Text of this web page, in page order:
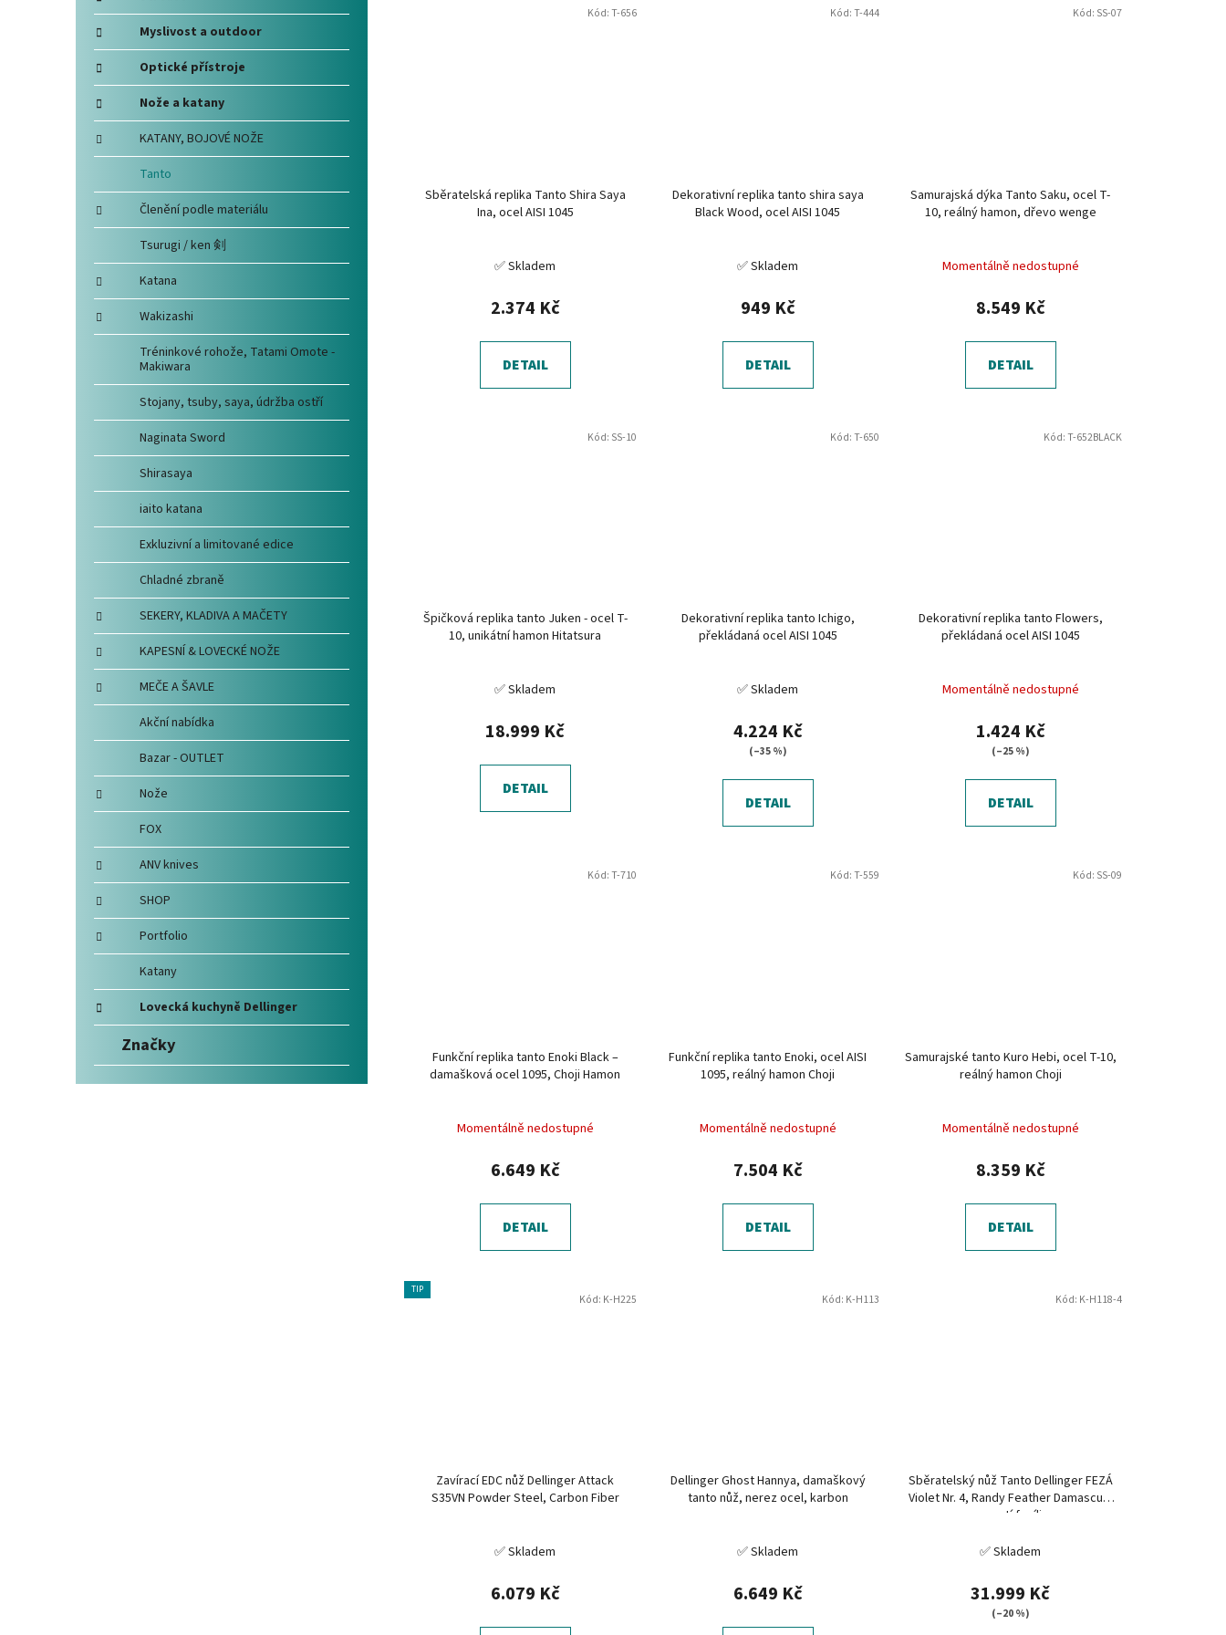
i
e
Myslivost a outdoor
Optické přístroje
Nože a katany
KATANY, BOJOVÉ NOŽE
Tanto
Členění podle materiálu
Tsurugi / ken 剣
Katana
Wakizashi
Tréninkové rohože, Tatami Omote -
Makiwara
Stojany, tsuby, saya, údržba ostří
Naginata Sword
Shirasaya
iaito katana
Exkluzivní a limitované edice
Chladné zbraně
SEKERY, KLADIVA A MAČETY
KAPESNÍ & LOVECKÉ NOŽE
MEČE A ŠAVLE
Akční nabídka
Bazar - OUTLET
Nože
FOX
ANV knives
SHOP
Portfolio
Katany
Lovecká kuchyně Dellinger
Značky
Sběratelská replika Tanto Shira Saya
Ina, ocel AISI 1045
✅ Skladem
2.374 Kč
DETAIL
Kód:T-656
Dekorativní replika tanto shira saya
Black Wood, ocel AISI 1045
✅ Skladem
949 Kč
DETAIL
Kód:T-444
Samurajská dýka Tanto Saku, ocel T-
10, reálný hamon, dřevo wenge
Momentálně nedostupné
8.549 Kč
DETAIL
Kód: SS-07
Špičková replika tanto Juken - ocel T-
10, unikátní hamon Hitatsura
✅ Skladem
18.999 Kč
DETAIL
Kód: SS-10
Dekorativní replika tanto Ichigo,
překládaná ocel AISI 1045
✅ Skladem
4.224 Kč
(–35 %)
DETAIL
Kód:T-650
Dekorativní replika tanto Flowers,
překládaná ocel AISI 1045
Momentálně nedostupné
1.424 Kč
(–25 %)
DETAIL
Kód:T-652BLACK
Funkční replika tanto Enoki Black –
damašková ocel 1095, Choji Hamon
Momentálně nedostupné
6.649 Kč
DETAIL
Kód:T-710
Funkční replika tanto Enoki, ocel AISI
1095, reálný hamon Choji
Momentálně nedostupné
7.504 Kč
DETAIL
Kód:T-559
Samurajské tanto Kuro Hebi, ocel T-10,
reálný hamon Choji
Momentálně nedostupné
8.359 Kč
DETAIL
Kód: SS-09
TIP
Zavírací EDC nůž Dellinger Attack
S35VN Powder Steel, Carbon Fiber
✅ Skladem
6.079 Kč
Kód: K-H225
Dellinger Ghost Hannya, damaškový
tanto nůž, nerez ocel, karbon
✅ Skladem
6.649 Kč
Kód: K-H113
Sběratelský nůž Tanto Dellinger FEZÁ
Violet Nr. 4, Randy Feather Damascus,
mamutí fosílie
✅ Skladem
31.999 Kč
(–20 %)
Kód: K-H118-4